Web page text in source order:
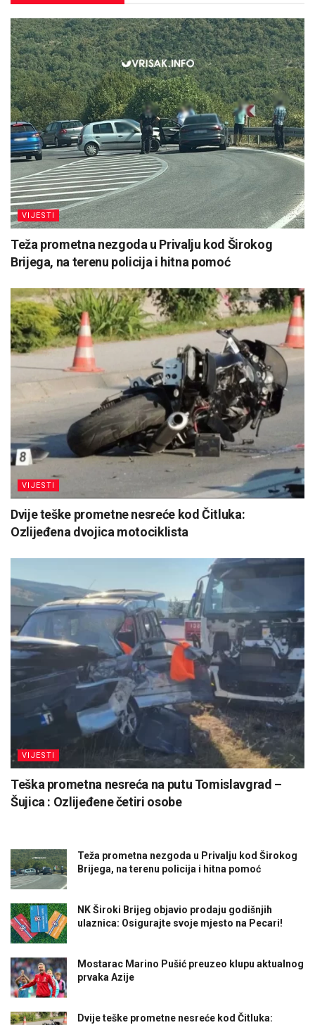
VIJESTI
Teža prometna nezgoda u Privalju kod Širokog
Brijega, na terenu policija i hitna pomoć
VIJESTI
Dvije teške prometne nesreće kod Čitluka:
Ozlijeđena dvojica motociklista
VIJESTI
Teška prometna nesreća na putu Tomislavgrad –
Šujica : Ozlijeđene četiri osobe
Teža prometna nezgoda u Privalju kod Širokog
Brijega, na terenu policija i hitna pomoć
NK Široki Brijeg objavio prodaju godišnjih
ulaznica: Osigurajte svoje mjesto na Pecari!
Mostarac Marino Pušić preuzeo klupu aktualnog
prvaka Azije
Dvije teške prometne nesreće kod Čitluka: